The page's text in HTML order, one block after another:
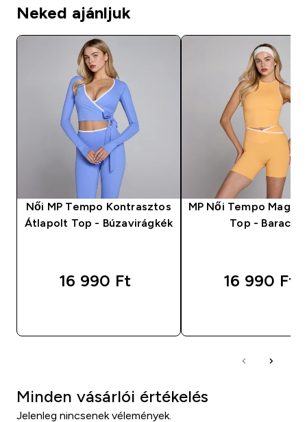
Neked ajánljuk
Női MP Tempo Kontrasztos
Átlapolt Top - Búzavirágkék
16 990 Ft‎
MP Női Tempo Magas
Top - Barack
16 990 Ft‎
Minden vásárlói értékelés
Jelenleg nincsenek vélemények.